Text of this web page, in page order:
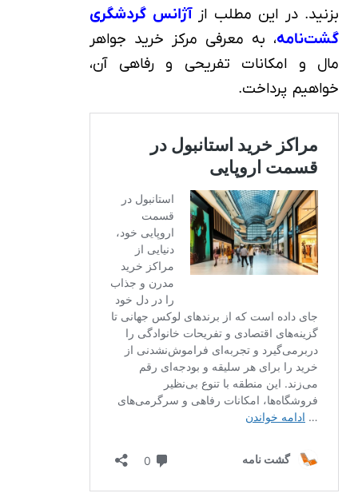
بزنید. در این مطلب ازآژانس گردشگری
گشت‌نامه، به معرفی مرکز خرید جواهر
مال و امکانات تفریحی و رفاهی آن،
خواهیم پرداخت.